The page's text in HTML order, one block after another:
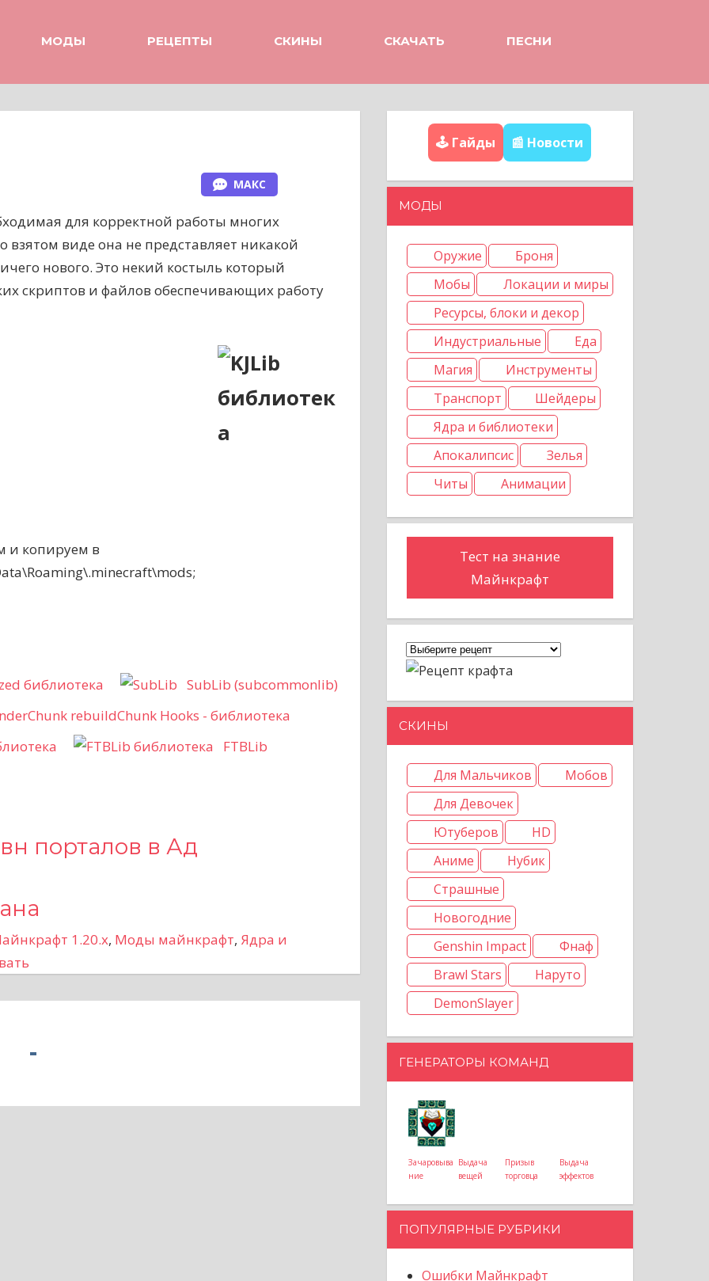
МОДЫ РЕЦЕПТЫ СКИНЫ СКАЧАТЬ ПЕСНИ
МАКС
для корректной работы многих
виде она не представляет никакой
нового. Это некий костыль который
скриптов и файлов обеспечивающих работу
и копируем в
библиотека
SubLib (subcommonlib)
FTBLib
порталов в Ад
1.20.x, Моды майнкрафт, Ядра и
🕹️ Гайды 📰 Новости
МОДЫ
Оружие
Броня
Мобы
Локации и миры
Ресурсы, блоки и декор
Индустриальные
Еда
Магия
Инструменты
Транспорт
Шейдеры
Ядра и библиотеки
Апокалипсис
Зелья
Читы
Анимации
Тест на знание
Майнкрафт
СКИНЫ
Для Мальчиков
Мобов
Для Девочек
Ютуберов
HD
Аниме
Нубик
Страшные
Новогодние
Genshin Impact
Фнаф
Brawl Stars
Наруто
DemonSlayer
ГЕНЕРАТОРЫ КОМАНД
Зачаровыва
ние
Выдача
вещей
Призыв
торговца
Выдача
эффектов
ПОПУЛЯРНЫЕ РУБРИКИ
Ошибки Майнкрафт